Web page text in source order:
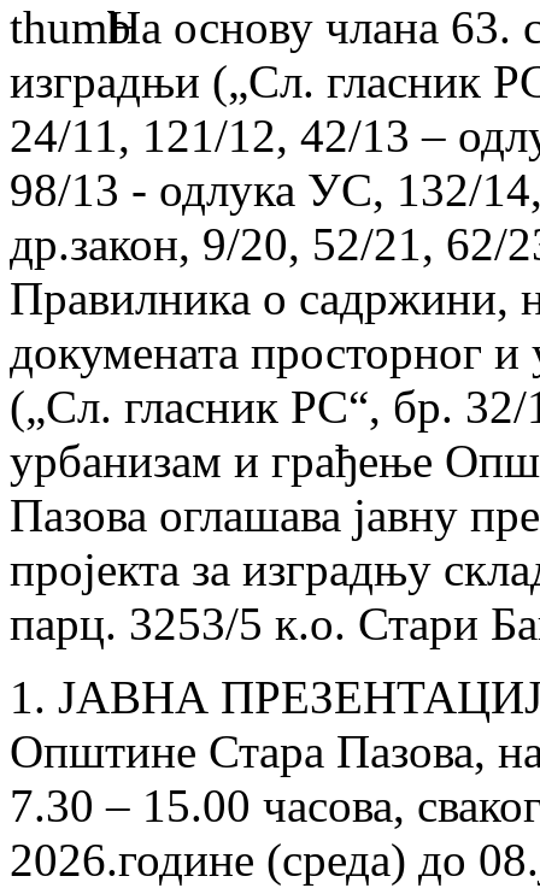
На основу члана 63.
изградњи („Сл. гласник
24/11, 121/12, 42/13 –
98/13 - одлука УС, 132/
др.закон, 9/20, 52/21, 62/
Правилника о садржини,
докумената просторног
(„Сл. гласник РС“, бр.
урбанизам и грађење
Пазова оглашава јавну
пројекта за изградњу
парц. 3253/5 к.о. Стари
1. ЈАВНА ПРЕЗЕНТАЦИЈА
Oпштине Стара Пазова,
7.30 – 15.00 часова,
2026.године (среда) до